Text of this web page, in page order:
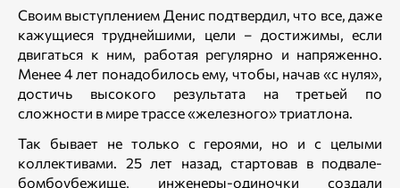
Своим выступлением Денис подтвердил, что все, даже
кажущиеся труднейшими, цели – достижимы, если
двигаться к ним, работая регулярно и напряженно.
Менее 4 лет понадобилось ему, чтобы, начав «с нуля»,
достичь высокого результата на третьей по
сложности в мире трассе «железного» триатлона.
Так бывает не только с героями, но и с целыми
коллективами. 25 лет назад, стартовав в подвале-
бомбоубежище, инженеры-одиночки создали